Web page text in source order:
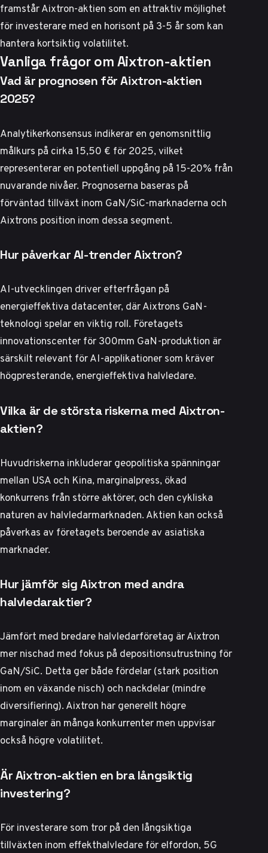
framstår Aixtron-aktien som en attraktiv möjlighet
för investerare med en horisont på 3-5 år som kan
hantera kortsiktig volatilitet.
Vanliga frågor om Aixtron-aktien
Vad är prognosen för Aixtron-aktien
2025?
Analytikerkonsensus indikerar en genomsnittlig
målkurs på cirka 15,50 € för 2025, vilket
representerar en potentiell uppgång på 15-20% från
nuvarande nivåer. Prognoserna baseras på
förväntad tillväxt inom GaN/SiC-marknaderna och
Aixtrons position inom dessa segment.
Hur påverkar AI-trender Aixtron?
AI-utvecklingen driver efterfrågan på
energieffektiva datacenter, där Aixtrons GaN-
teknologi spelar en viktig roll. Företagets
innovationscenter för 300mm GaN-produktion är
särskilt relevant för AI-applikationer som kräver
högpresterande, energieffektiva halvledare.
Vilka är de största riskerna med Aixtron-
aktien?
Huvudriskerna inkluderar geopolitiska spänningar
mellan USA och Kina, marginalpress, ökad
konkurrens från större aktörer, och den cykliska
naturen av halvledarmarknaden. Aktien kan också
påverkas av företagets beroende av asiatiska
marknader.
Hur jämför sig Aixtron med andra
halvledaraktier?
Jämfört med bredare halvledarföretag är Aixtron
mer nischad med fokus på depositionsutrustning för
GaN/SiC. Detta ger både fördelar (stark position
inom en växande nisch) och nackdelar (mindre
diversifiering). Aixtron har generellt högre
marginaler än många konkurrenter men uppvisar
också högre volatilitet.
Är Aixtron-aktien en bra långsiktig
investering?
För investerare som tror på den långsiktiga
tillväxten inom effekthalvledare för elfordon, 5G